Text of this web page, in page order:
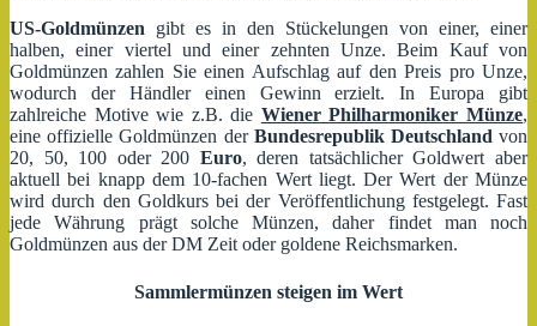
US-Goldmünzen gibt es in den Stückelungen von einer, einer
halben, einer viertel und einer zehnten Unze. Beim Kauf von
Goldmünzen zahlen Sie einen Aufschlag auf den Preis pro Unze,
wodurch der Händler einen Gewinn erzielt. In Europa gibt
zahlreiche Motive wie z.B. die Wiener Philharmoniker Münze,
eine offizielle Goldmünzen der Bundesrepublik Deutschland von
20, 50, 100 oder 200 Euro, deren tatsächlicher Goldwert aber
aktuell bei knapp dem 10-fachen Wert liegt. Der Wert der Münze
wird durch den Goldkurs bei der Veröffentlichung festgelegt. Fast
jede Währung prägt solche Münzen, daher findet man noch
Goldmünzen aus der DM Zeit oder goldene Reichsmarken.
Sammlermünzen steigen im Wert